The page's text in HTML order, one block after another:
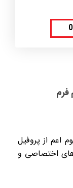
فرم
اعم از پروفیل
های اختصاصی و